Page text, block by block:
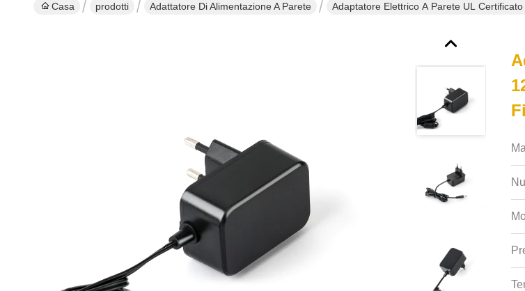
Casa prodotti Adattatore Di Alimentazione A Parete Adaptatore Elettrico A Parete UL